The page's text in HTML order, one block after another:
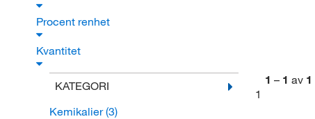
Procent renhet
Kvantitet
KATEGORI
Kemikalier(3)
1 – 1 av 1
1